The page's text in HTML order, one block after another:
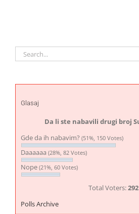
Search
for:
Glasaj
Da li ste nabavili drugi broj
Gde da ih nabavim? (51%, 150 Votes)
Daaaaaa (28%, 82 Votes)
Nope (21%, 60 Votes)
Total Voters:292
Polls Archive